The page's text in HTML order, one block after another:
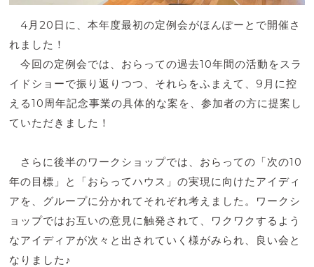
4月20日に、本年度最初の定例会がほんぽーとで開催さ
れました！
今回の定例会では、おらっての過去10年間の活動をスラ
イドショーで振り返りつつ、それらをふまえて、9月に控
える10周年記念事業の具体的な案を、参加者の方に提案し
ていただきました！
さらに後半のワークショップでは、おらっての「次の10
年の目標」と「おらってハウス」の実現に向けたアイディ
アを、グループに分かれてそれぞれ考えました。ワークシ
ョップではお互いの意見に触発されて、ワクワクするよう
なアイディアが次々と出されていく様がみられ、良い会と
なりました♪